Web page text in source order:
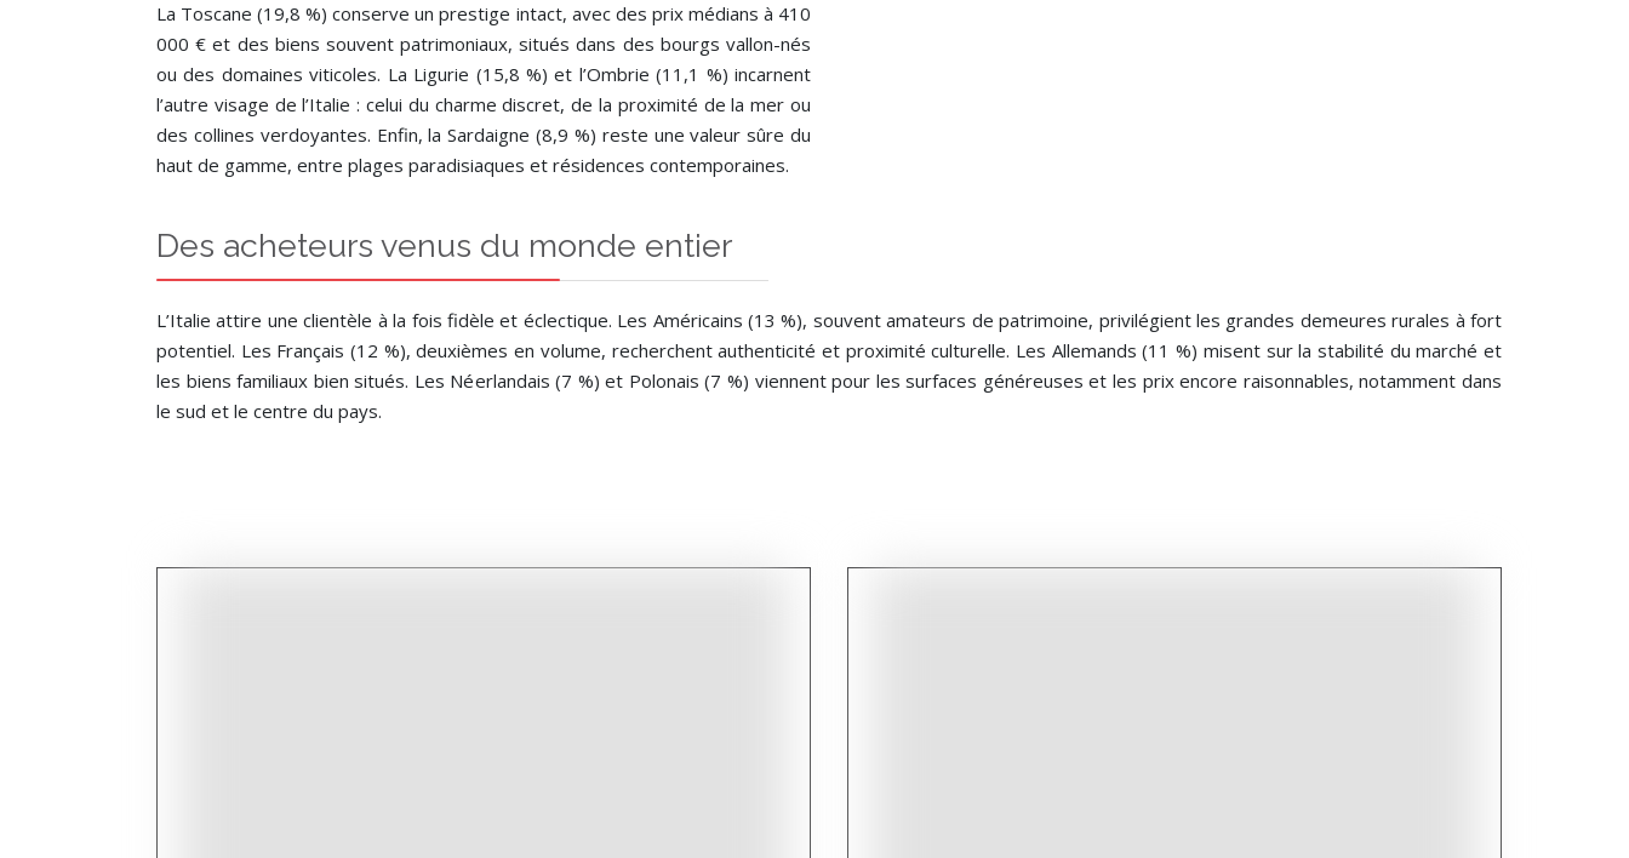
La Toscane (19,8 %) conserve un prestige intact, avec des prix médians à 410
000 € et des biens souvent patrimoniaux, situés dans des bourgs vallon-nés
ou des domaines viticoles. La Ligurie (15,8 %) et l’Ombrie (11,1 %) incarnent
l’autre visage de l’Italie : celui du charme discret, de la proximité de la mer ou
des collines verdoyantes. Enfin, la Sardaigne (8,9 %) reste une valeur sûre du
haut de gamme, entre plages paradisiaques et résidences contemporaines.
Des acheteurs venus du monde entier
L’Italie attire une clientèle à la fois fidèle et éclectique. Les Américains (13 %), souvent amateurs de patrimoine, privilégient les grandes demeures rurales à fort
potentiel. Les Français (12 %), deuxièmes en volume, recherchent authenticité et proximité culturelle. Les Allemands (11 %) misent sur la stabilité du marché et
les biens familiaux bien situés. Les Néerlandais (7 %) et Polonais (7 %) viennent pour les surfaces généreuses et les prix encore raisonnables, notamment dans
le sud et le centre du pays.